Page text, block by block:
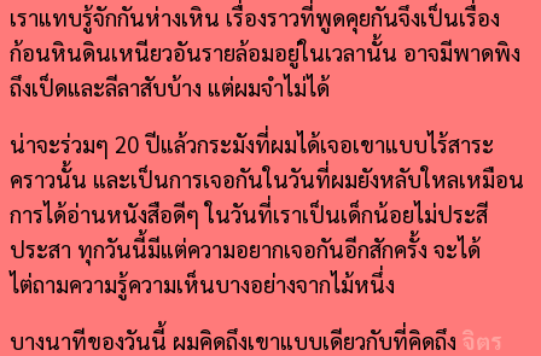
เราแทบรู้จักกันห่างเหิน เรื่องราวที่พูดคุยกันจึงเป็นเรื่อง
ก้อนหินดินเหนียวอันรายล้อมอยู่ในเวลานั้น อาจมีพาดพิง
ถึงเป็ดและลีลาสับบ้าง แต่ผมจำไม่ได้
น่าจะร่วมๆ 20 ปีแล้วกระมังที่ผมได้เจอเขาแบบไร้สาระ
คราวนั้น และเป็นการเจอกันในวันที่ผมยังหลับใหลเหมือน
การได้อ่านหนังสือดีๆ ในวันที่เราเป็นเด็กน้อยไม่ประสี
ประสา ทุกวันนี้มีแต่ความอยากเจอกันอีกสักครั้ง จะได้
ไต่ถามความรู้ความเห็นบางอย่างจากไม้หนึ่ง
บางนาทีของวันนี้ ผมคิดถึงเขาแบบเดียวกับที่คิดถึง จิตร